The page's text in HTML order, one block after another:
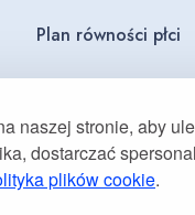
naszej stronie, aby
dostarczać
plików cookie.
Plan równości płci